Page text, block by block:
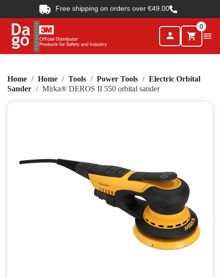
Free shipping on orders over €49.00
person shopping_cart
0

Home Home Tools Power Tools
Electric Orbital
Sander
Mirka® DEROS II 550 orbital sander